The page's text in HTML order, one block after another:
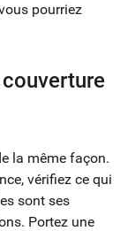
pourriez
la même façon.
vérifiez ce qui
sont ses
Portez une